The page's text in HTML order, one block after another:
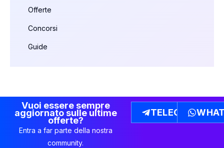
Offerte
Concorsi
Guide
Vuoi essere sempre
aggiornato sulle ultime
offerte?
Entra a far parte della nostra
community.
TELEGRAM